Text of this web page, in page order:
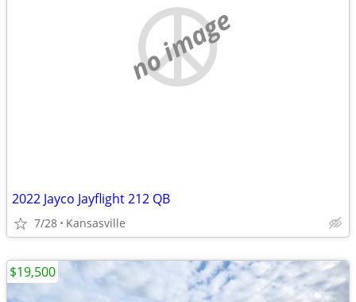
no image
2022 Jayco Jayflight 212 QB
7/28 Kansasville
$19,500